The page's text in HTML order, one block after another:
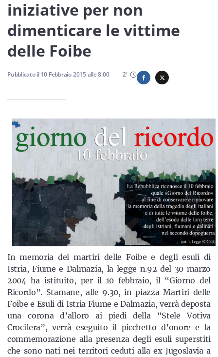
Servizi
nostra newsletter
Iscriviti
iniziative per non
dimenticare le vittime
delle Foibe
Pubblicato il 10 Febbraio 2015alle8:00 2'
In memoria dei martiri delle Foibe e degli esuli di
Istria, Fiume e Dalmazia, la legge n.92 del 30 marzo
2004 ha istituito, per il 10 febbraio, il “Giorno del
Ricordo”. Stamane, alle 9.30, in piazza Martiri delle
Foibe e Esuli di Istria Fiume e Dalmazia, verrà deposta
una corona d’alloro ai piedi della “Stele Votiva
Crocifera”, verrà eseguito il picchetto d’onore e la
commemorazione alla presenza degli esuli superstiti
che sono nati nei territori ceduti alla ex Jugoslavia a